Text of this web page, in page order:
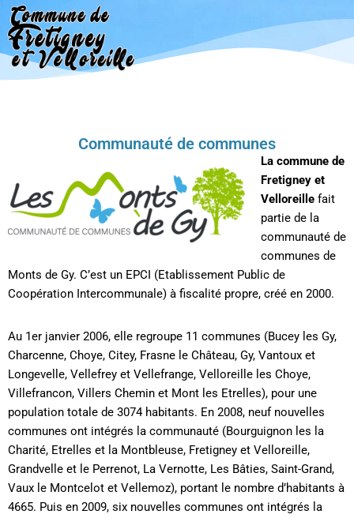
Aller
au
contenu
Communauté de communes
La commune de
Fretigney et
Velloreille fait
partie de la
communauté de
communes de
Monts de Gy. C’est un EPCI (Etablissement Public de
Coopération Intercommunale) à fiscalité propre, créé en 2000.
Au 1er janvier 2006, elle regroupe 11 communes (Bucey les Gy,
Charcenne, Choye, Citey, Frasne le Château, Gy, Vantoux et
Longevelle, Vellefrey et Vellefrange, Velloreille les Choye,
Villefrancon, Villers Chemin et Mont les Etrelles), pour une
population totale de 3074 habitants. En 2008, neuf nouvelles
communes ont intégrés la communauté (Bourguignon les la
Charité, Etrelles et la Montbleuse, Fretigney et Velloreille,
Grandvelle et le Perrenot, La Vernotte, Les Bâties, Saint-Grand,
Vaux le Montcelot et Vellemoz), portant le nombre d’habitants à
4665. Puis en 2009, six nouvelles communes ont intégrés la